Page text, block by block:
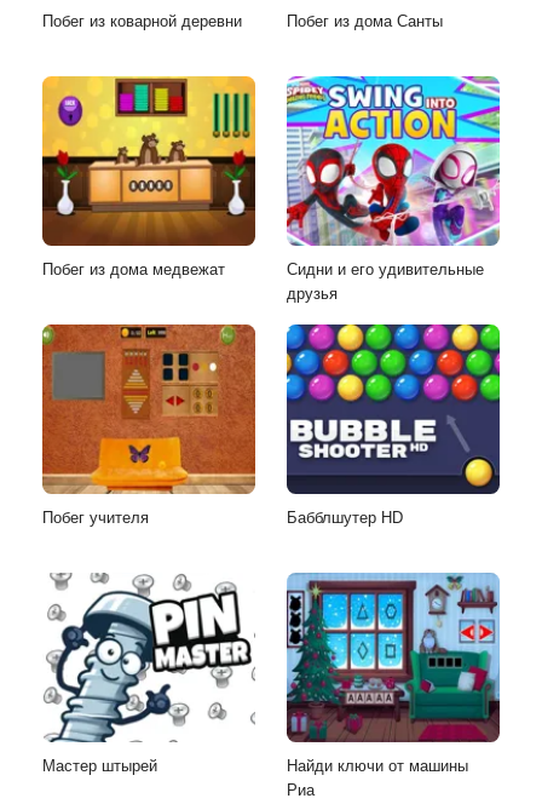
Побег из коварной деревни Побег из дома Санты
Побег из дома медвежат
Сидни и его удивительные
друзья
Побег учителя Бабблшутер HD
Мастер штырей
Найди ключи от машины
Риа